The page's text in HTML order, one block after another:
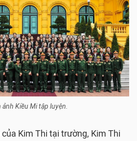
ảnh Kiều Mi tập luyện.
Kim Thi tại trường, Kim Thi